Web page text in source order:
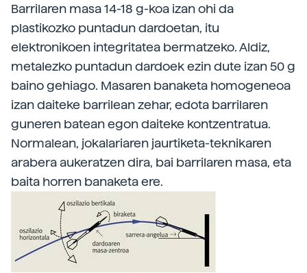
Barrilaren masa 14-18 g-koa izan ohi da
plastikozko puntadun dardoetan, itu
elektronikoen integritatea bermatzeko. Aldiz,
metalezko puntadun dardoek ezin dute izan 50 g
baino gehiago. Masaren banaketa homogeneoa
izan daiteke barrilean zehar, edota barrilaren
guneren batean egon daiteke kontzentratua.
Normalean, jokalariaren jaurtiketa-teknikaren
arabera aukeratzen dira, bai barrilaren masa, eta
baita horren banaketa ere.